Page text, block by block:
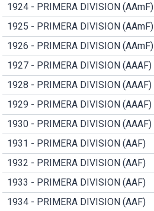
1924 - PRIMERA DIVISION (AAmF)
1925 - PRIMERA DIVISION (AAmF)
1926 - PRIMERA DIVISION (AAmF)
1927 - PRIMERA DIVISION (AAAF)
1928 - PRIMERA DIVISION (AAAF)
1929 - PRIMERA DIVISION (AAAF)
1930 - PRIMERA DIVISION (AAAF)
1931 - PRIMERA DIVISION (AAF)
1932 - PRIMERA DIVISION (AAF)
1933 - PRIMERA DIVISION (AAF)
1934 - PRIMERA DIVISION (AAF)